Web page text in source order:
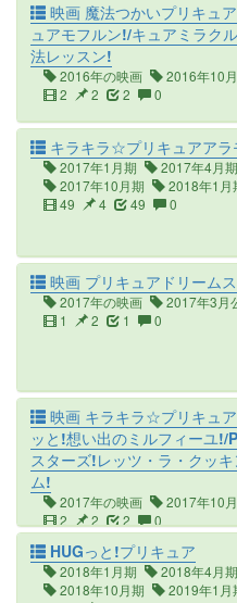
映画 魔法つかいプリキュ
ュアモフルン!/キュアミラク
法レッスン!
2016年の映画
2016年10
2
2 2 0
キラキラ☆プリキュアアラ
2017年1月期 2017年4月期
2017年10月期
2018年1月
49
4 49 0
映画 プリキュアドリーム
2017年の映画
2017年3月
1
2 1 0
映画 キラキラ☆プリキュ
ッと!想い出のミルフィーユ
スターズ!レッツ・ラ・クッ
ム!
2017年の映画
2017年10
2
2 2 0
HUGっと!プリキュア
2018年1月期 2018年4月期
2018年10月期
2019年1月